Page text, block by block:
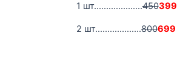
1 шт....................450399
2 шт...................800699